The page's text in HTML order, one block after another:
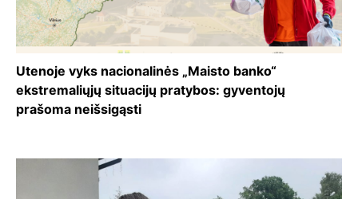
Utenoje vyks nacionalinės „Maisto banko“
ekstremaliųjų situacijų pratybos: gyventojų
prašoma neišsigąsti